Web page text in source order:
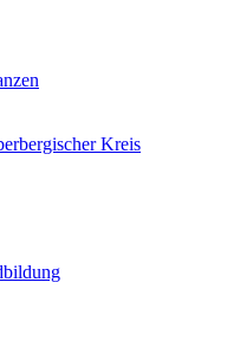
Kreis